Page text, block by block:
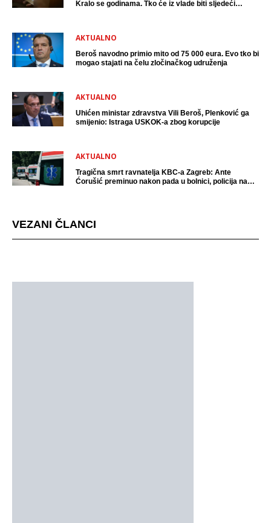
Kralo se godinama. Tko će iz vlade biti sljedeći
AKTUALNO
Beroš navodno primio mito od 75 000 eura. Evo tko bi
mogao stajati na čelu zločinačkog udruženja
AKTUALNO
Uhićen ministar zdravstva Vili Beroš, Plenković ga
smijenio: Istraga USKOK-a zbog korupcije
AKTUALNO
Tragična smrt ravnatelja KBC-a Zagreb: Ante
Ćorušić preminuo nakon pada u bolnici, policija na
VEZANI ČLANCI